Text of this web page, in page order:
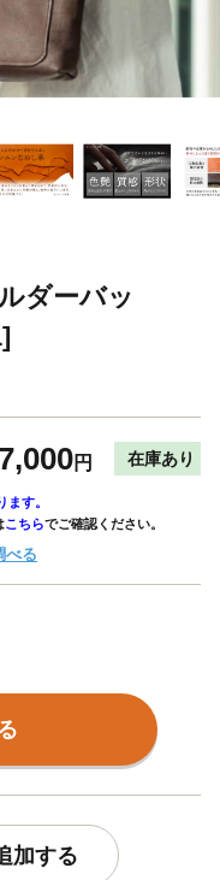
ダーバッ
円 在庫あり
ます。
こちらでご確認ください。
べる
加する